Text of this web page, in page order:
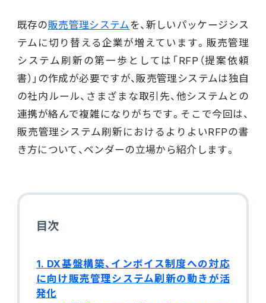
リース資産管理
CO₂排出量算定
「CO×COカルテ（ココカルテ）」
人事・給与
給与明細閲覧
健康経営支援サービス
卸売・商社 PROACTIVE Wholesale & Trade
素材・素材加工 PROACTIVE Material Process
電機・機械 PROACTIVE Electrical Machinery
建設 PROACTIVE Construction
製品関連動画
既存の販売管理システムを、新しいパッケージシス
テムに切り替える企業が増えています。販売管理
システム刷新の第一歩としては「RFP（提案依頼
書）」の作成が必要ですが、販売管理システムは独自
の社内ルール、さまざまな取引先、他システムとの
連携が絡んで複雑になりがちです。そこで今回は、
販売管理システム刷新におけるよりよいRFPの書
き方について、ベンダーの立場から紹介します。
目次
1. DX基盤構築、インボイス制度への対応
に向け販売管理システム刷新の動きが活
発化